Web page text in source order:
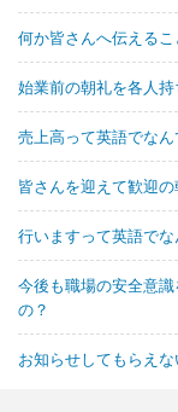
何か皆さんへ伝える
始業前の朝礼を各人
売上高って英語でなん
皆さんを迎えて歓迎
行いますって英語でな
今後も職場の安全意
の？
お知らせしてもらえ